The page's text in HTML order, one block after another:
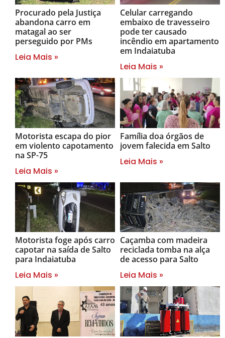
Procurado pela Justiça
abandona carro em
matagal ao ser
perseguido por PMs
Leia Mais »
Celular carregando
embaixo de travesseiro
pode ter causado
incêndio em apartamento
em Indaiatuba
Leia Mais »
Motorista escapa do pior
em violento capotamento
na SP-75
Leia Mais »
Família doa órgãos de
jovem falecida em Salto
Leia Mais »
Motorista foge após carro
capotar na saída de Salto
para Indaiatuba
Leia Mais »
Caçamba com madeira
reciclada tomba na alça
de acesso para Salto
Leia Mais »